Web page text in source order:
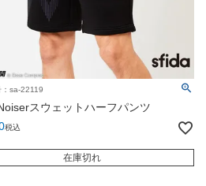
sa-22119
スウェットハーフパンツ
税込
在庫切れ